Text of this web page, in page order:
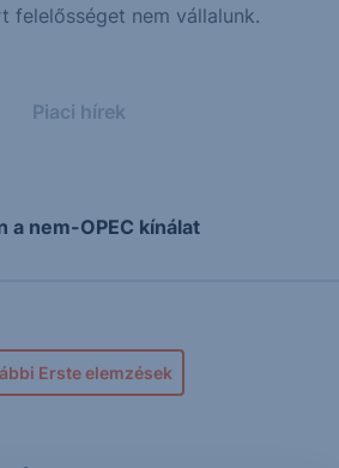
felelősséget nem vállalunk.
Piaci hírek
a nem-OPEC kínálat
Erste elemzések